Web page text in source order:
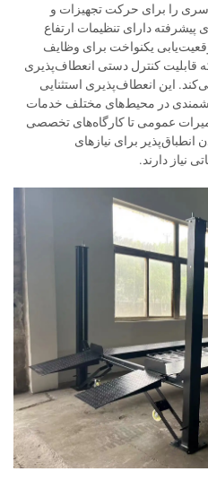
را برای حرکت تجهیزات و
دارای تنظیمات ارتفاع
یکنواخت برای وظایف
قابلیت کنترل دستی انعطاف‌پذیری
این انعطاف‌پذیری استثنایی
ارزشمندی در محیط‌های مختلف خدمات
عمومی تا کارگاه‌های تخصصی
انطباق‌پذیر برای نیازهای
نیاز دارند.